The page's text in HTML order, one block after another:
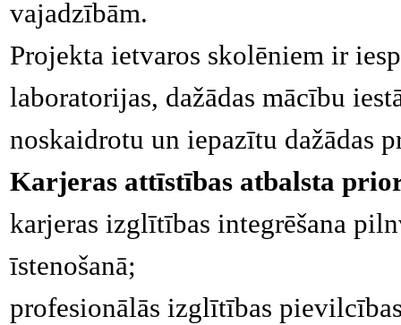
vajadzībām.
Projekta ietvaros skolēniem ir
laboratorijas, dažādas mācību
noskaidrotu un iepazītu dažādas
Karjeras attīstības atbalsta
karjeras izglītības integrēšana
īstenošanā;
profesionālās izglītības